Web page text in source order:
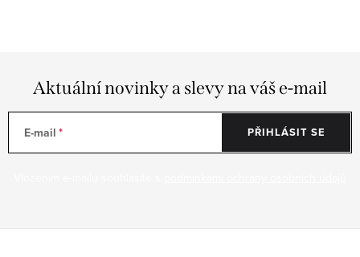
Aktuální novinky a slevy na váš e-mail
E-mail PŘIHLÁSIT SE